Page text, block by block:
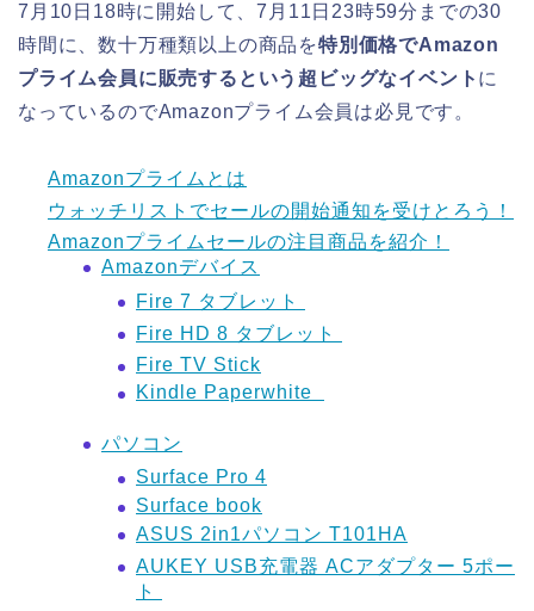
7月10日18時に開始して、7月11日23時59分までの30
時間に、数十万種類以上の商品を特別価格でAmazon
プライム会員に販売するという超ビッグなイベント に
なっているのでAmazonプライム会員は必見です。
Amazonプライムとは
ウォッチリストでセールの開始通知を受けとろう！
Amazonプライムセールの注目商品を紹介！
Amazonデバイス
Fire 7 タブレット
Fire HD 8 タブレット
Fire TV Stick
Kindle Paperwhite
パソコン
Surface Pro 4
Surface book
ASUS 2in1パソコン T101HA
AUKEY USB充電器 ACアダプター 5ポー
ト